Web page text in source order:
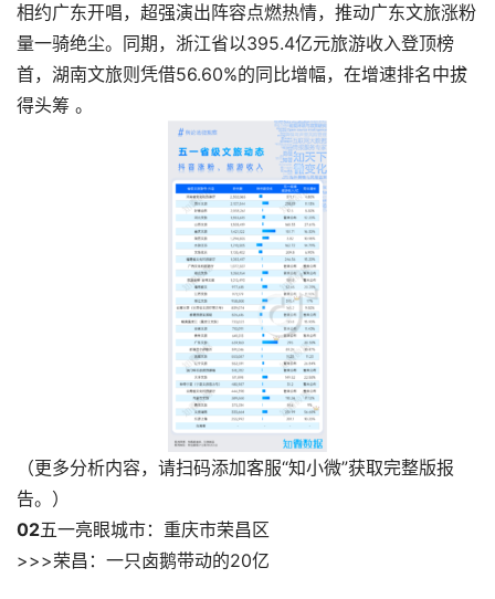
相约广东开唱，超强演出阵容点燃热情，推动广东文旅涨粉
量一骑绝尘。同期，浙江省以395.4亿元旅游收入登顶榜
首，湖南文旅则凭借56.60%的同比增幅，在增速排名中拔
得头筹 。
（更多分析内容， 请扫码添加客服“知小微”获取完整版报
告。 ）
02五一亮眼城市：重庆市荣昌区
>>>荣昌：一只卤鹅带动的20亿